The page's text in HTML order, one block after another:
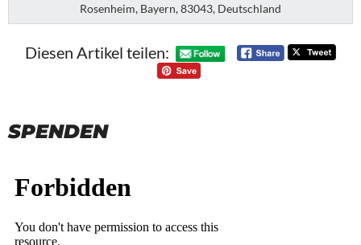
Rosenheim, Bayern, 83043, Deutschland
Diesen Artikel teilen:
SPENDEN